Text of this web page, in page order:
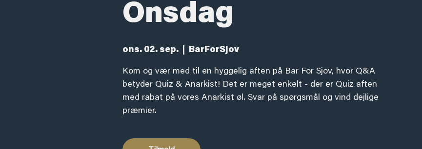
Onsdag
ons. 02. sep.
  |
BarForSjov
Kom og vær med til en hyggelig aften på Bar For Sjov, hvor Q&A
betyder Quiz & Anarkist! Det er meget enkelt - der er Quiz aften
med rabat på vores Anarkist øl. Svar på spørgsmål og vind dejlige
præmier.